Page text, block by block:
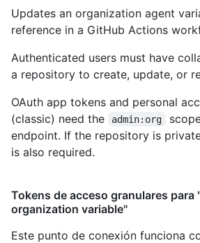
Updates an organization agent
reference in a GitHub Actions
Authenticated users must have
a repository to create, update, or
OAuth app tokens and personal
(classic) need the
admin:org
endpoint. If the repository is
is also required.
Tokens de acceso granulares para
organization variable"
Este punto de conexión funciona